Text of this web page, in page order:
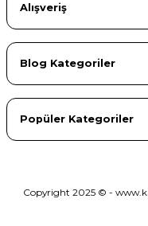
Alışveriş
Blog Kategoriler
Popüler Kategoriler
Copyright 2025 © -